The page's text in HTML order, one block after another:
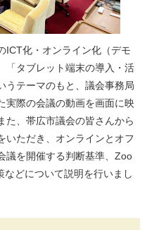
ICT化・オンライン化（デモ
「タブレット端末の導入・活
うテーマのもと、議会事務局
実際の会議の動画を画面に映
た、帯広市議会の皆さんから
いただき、オンラインとオフ
議を開催する判断基準、Zoo
どについて説明を行いまし